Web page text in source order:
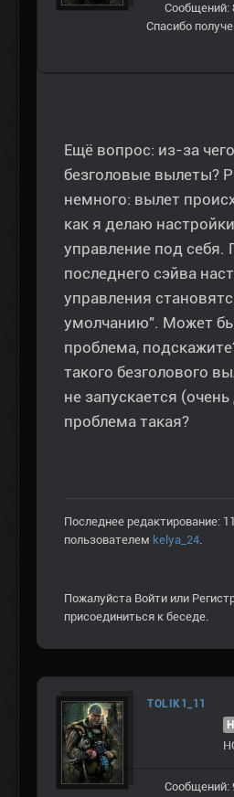
Сообщений:
Спасибо
Ещё вопрос: из-за
безголовые вылеты?
немного: вылет
как я делаю
управление под себя.
последнего сэйва
управления
умолчанию". Может
проблема,
такого безголового
не запускается
проблема такая?
Последнее редактирование:
пользователем kelya_24.
Пожалуйста Войти или
присоединиться к беседе.
TOLIK1_11
Сообщений: